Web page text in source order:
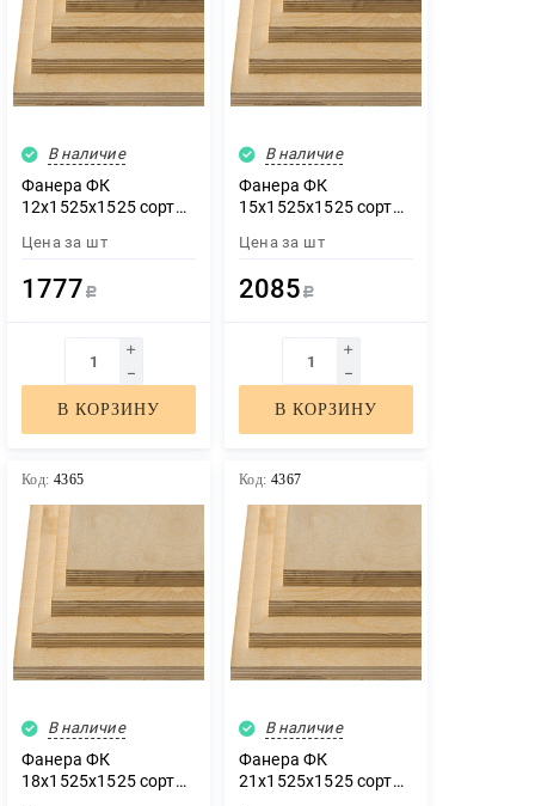
В наличие
Фанера ФК
12х1525х1525 сорт
Цена за шт
1777 Р
В КОРЗИНУ
В наличие
Фанера ФК
15х1525х1525 сорт
Цена за шт
2085 Р
В КОРЗИНУ
Код: 4365
В наличие
Фанера ФК
18х1525х1525 сорт
Код: 4367
В наличие
Фанера ФК
21х1525х1525 сорт